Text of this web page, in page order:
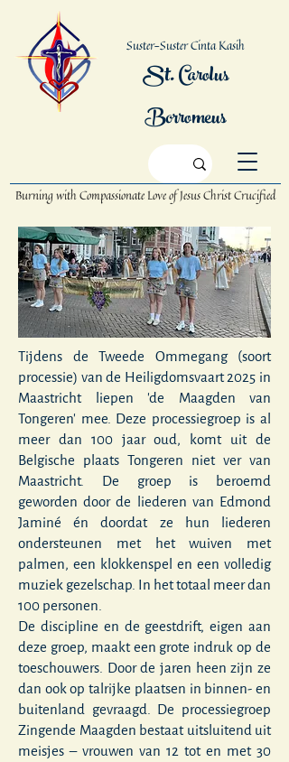
Burning with Compassionate Loveof Jesus Christ Crucified
St. Carolus
Borromeus
Suster-Suster Cinta Kasih
Tijdens de Tweede Ommegang (soort
processie) van de Heiligdomsvaart 2025 in
Maastricht liepen 'de Maagden van
Tongeren' mee. Deze processiegroep is al
meer dan 100 jaar oud, komt uit de
Belgische plaats Tongeren niet ver van
Maastricht. De groep is beroemd
geworden door de liederen van Edmond
Jaminé én doordat ze hun liederen
ondersteunen met het wuiven met
palmen, een klokkenspel en een volledig
muziek gezelschap. In het totaal meer dan
100 personen.
De discipline en de geestdrift, eigen aan
deze groep, maakt een grote indruk op de
toeschouwers. Door de jaren heen zijn ze
dan ook op talrijke plaatsen in binnen- en
buitenland gevraagd. De processiegroep
Zingende Maagden bestaat uitsluitend uit
meisjes – vrouwen van 12 tot en met 30